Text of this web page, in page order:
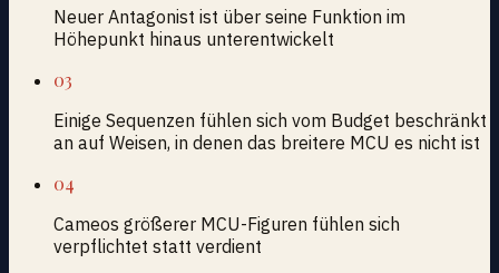
Neuer Antagonist ist über seine Funktion im
Höhepunkt hinaus unterentwickelt
03
Einige Sequenzen fühlen sich vom Budget beschränkt
an auf Weisen, in denen das breitere MCU es nicht ist
04
Cameos größerer MCU-Figuren fühlen sich
verpflichtet statt verdient